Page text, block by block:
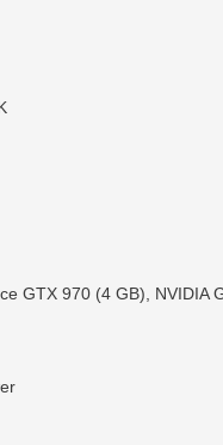
GTX 970 (4 GB), NVIDIA